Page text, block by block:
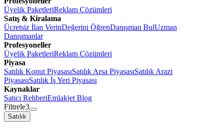
Üyelik PaketleriReklam Çözümleri
Satış & Kiralama
Ücretsiz İlan VerinDeğerini ÖğrenDanışman BulUzman
Danışmanlar
Profesyoneller
Üyelik PaketleriReklam Çözümleri
Piyasa
Satılık Konut PiyasasıSatılık Arsa PiyasasıSatılık Arazi
PiyasasıSatılık İş Yeri Piyasası
Kaynaklar
Satıcı RehberiEmlakjet Blog
Filtrele3
Satılık